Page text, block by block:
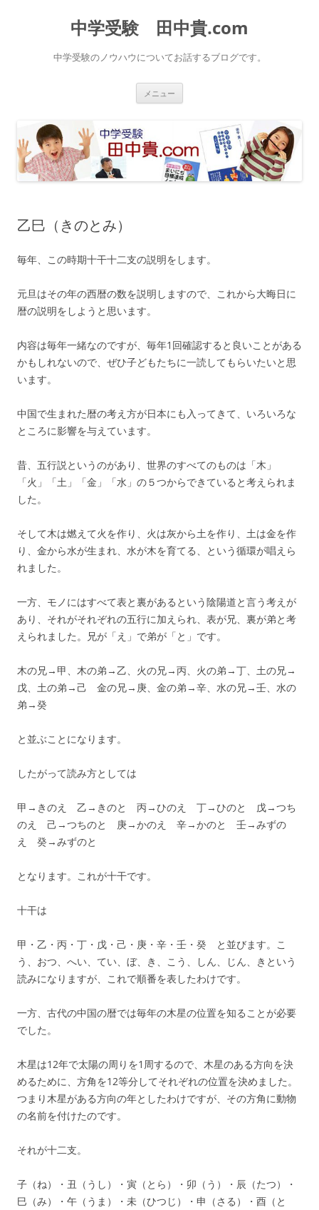
中学受験 田中貴.com
中学受験のノウハウについてお話するブログです。
メニュー
ス
キ
ッ
プ
乙巳（きのとみ）
毎年、この時期十干十二支の説明をします。
元旦はその年の西暦の数を説明しますので、これから大晦日に
暦の説明をしようと思います。
内容は毎年一緒なのですが、毎年1回確認すると良いことがある
かもしれないので、ぜひ子どもたちに一読してもらいたいと思
います。
中国で生まれた暦の考え方が日本にも入ってきて、いろいろな
ところに影響を与えています。
昔、五行説というのがあり、世界のすべてのものは「木」
「火」「土」「金」「水」の５つからできていると考えられま
した。
そして木は燃えて火を作り、火は灰から土を作り、土は金を作
り、金から水が生まれ、水が木を育てる、という循環が唱えら
れました。
一方、モノにはすべて表と裏があるという陰陽道と言う考えが
あり、それがそれぞれの五行に加えられ、表が兄、裏が弟と考
えられました。兄が「え」で弟が「と」です。
木の兄→甲、木の弟→乙、火の兄→丙、火の弟→丁、土の兄→
戊、土の弟→己 金の兄→庚、金の弟→辛、水の兄→壬、水の
弟→癸
と並ぶことになります。
したがって読み方としては
甲→きのえ 乙→きのと 丙→ひのえ 丁→ひのと 戊→つち
のえ 己→つちのと 庚→かのえ 辛→かのと 壬→みずの
え 癸→みずのと
となります。これが十干です。
十干は
甲・乙・丙・丁・戊・己・庚・辛・壬・癸 と並びます。こ
う、おつ、へい、てい、ぼ、き、こう、しん、じん、きという
読みになりますが、これで順番を表したわけです。
一方、古代の中国の暦では毎年の木星の位置を知ることが必要
でした。
木星は12年で太陽の周りを1周するので、木星のある方向を決
めるために、方角を12等分してそれぞれの位置を決めました。
つまり木星がある方向の年としたわけですが、その方角に動物
の名前を付けたのです。
それが十二支。
子（ね）・丑（うし）・寅（とら）・卯（う）・辰（たつ）・
巳（み）・午（うま）・未（ひつじ）・申（さる）・酉（と